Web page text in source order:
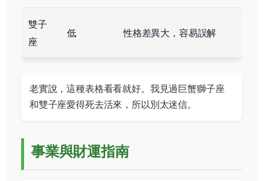
雙子
座
低 性格差異大，容易誤解
老實說，這種表格看看就好。我見過巨蟹獅子座
和雙子座愛得死去活來，所以別太迷信。
事業與財運指南